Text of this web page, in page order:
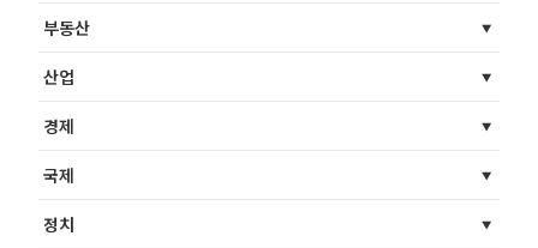
부동산
산업
경제
국제
정치